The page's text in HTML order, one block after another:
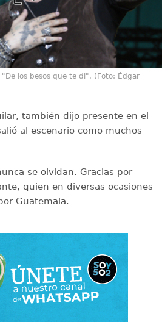
los besos que te di". (Foto: Édgar
también dijo presente en el
al escenario como muchos
se olvidan. Gracias por
quien en diversas ocasiones
Guatemala.